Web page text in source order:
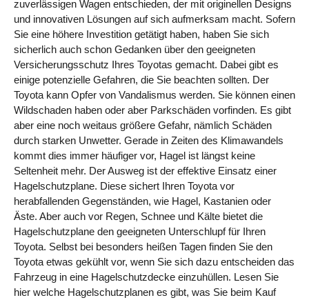
zuverlässigen Wagen entschieden, der mit originellen Designs
und innovativen Lösungen auf sich aufmerksam macht. Sofern
Sie eine höhere Investition getätigt haben, haben Sie sich
sicherlich auch schon Gedanken über den geeigneten
Versicherungsschutz Ihres Toyotas gemacht. Dabei gibt es
einige potenzielle Gefahren, die Sie beachten sollten. Der
Toyota kann Opfer von Vandalismus werden. Sie können einen
Wildschaden haben oder aber Parkschäden vorfinden. Es gibt
aber eine noch weitaus größere Gefahr, nämlich Schäden
durch starken Unwetter. Gerade in Zeiten des Klimawandels
kommt dies immer häufiger vor, Hagel ist längst keine
Seltenheit mehr. Der Ausweg ist der effektive Einsatz einer
Hagelschutzplane. Diese sichert Ihren Toyota vor
herabfallenden Gegenständen, wie Hagel, Kastanien oder
Äste. Aber auch vor Regen, Schnee und Kälte bietet die
Hagelschutzplane den geeigneten Unterschlupf für Ihren
Toyota. Selbst bei besonders heißen Tagen finden Sie den
Toyota etwas gekühlt vor, wenn Sie sich dazu entscheiden das
Fahrzeug in eine Hagelschutzdecke einzuhüllen. Lesen Sie
hier welche Hagelschutzplanen es gibt, was Sie beim Kauf